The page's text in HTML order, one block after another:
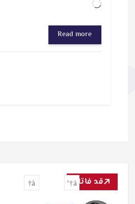
ج
ا
ر
ي
م
ل
…
Read more
قد فاتك